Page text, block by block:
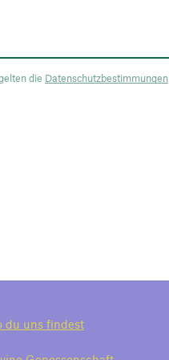
die Datenschutzbestimmungen
du uns findest